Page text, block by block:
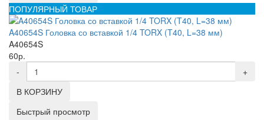
ПОПУЛЯРНЫЙ ТОВАР
A40654S Головка со вставкой 1/4 TORX (T40, L=38 мм)
A40654S
60р.
-
+
В КОРЗИНУ
Быстрый просмотр